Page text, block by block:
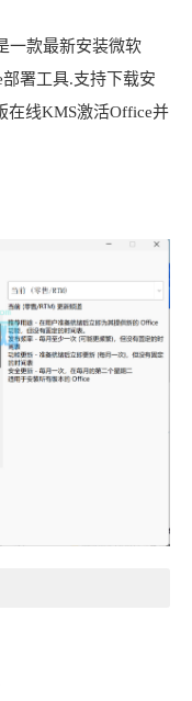
一款最新安装微软
署工具.支持下载安
在线KMS激活Office并